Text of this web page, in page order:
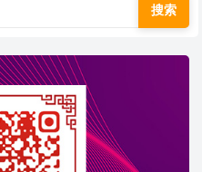
搜索